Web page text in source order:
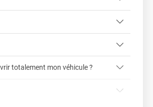
totalement mon véhicule ?